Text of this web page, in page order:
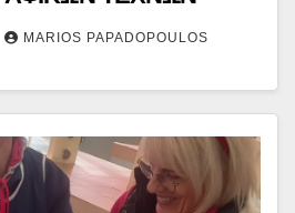
MARIOS PAPADOPOULOS